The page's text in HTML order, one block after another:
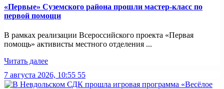
«Первые» Суземского района прошли мастер-класс по
первой помощи
В рамках реализации Всероссийского проекта «Первая
помощь» активисты местного отделения ...
Читать далее
7 августа 2026, 10:55 55